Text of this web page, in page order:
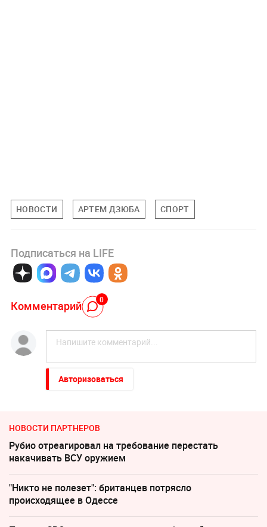
НОВОСТИ АРТЕМ ДЗЮБА СПОРТ
Подписаться на LIFE
Комментарий 0
Авторизоваться
НОВОСТИ ПАРТНЕРОВ
Рубио отреагировал на требование перестать
накачивать ВСУ оружием
"Никто не полезет": британцев потрясло
происходящее в Одессе